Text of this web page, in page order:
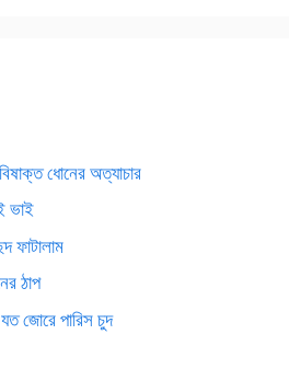
ধোনের অত্যাচার
ভাই
ফাটালাম
ঠাপ
যত জোরে পারিস চুদ